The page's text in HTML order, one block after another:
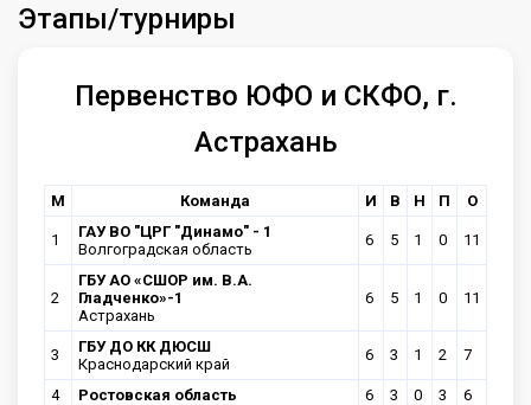
Этапы/турниры
Первенство ЮФО и СКФО, г.
Астрахань
М Команда И В Н П О
1
ГАУ ВО "ЦРГ "Динамо" - 1
Волгоградская область
6 5 1 0 11
2
ГБУ АО «СШОР им. В.А.
Гладченко»-1
Астрахань
6 5 1 0 11
3
ГБУ ДО КК ДЮСШ
Краснодарский край
6 3 1 2 7
4 Ростовская область 6 3 0 3 6